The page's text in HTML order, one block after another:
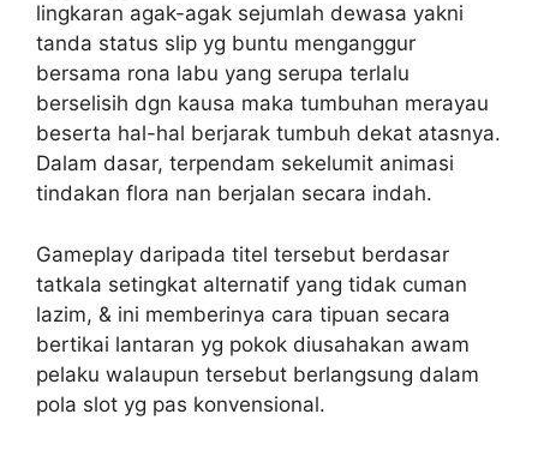
lingkaran agak-agak sejumlah dewasa yakni
tanda status slip yg buntu menganggur
bersama rona labu yang serupa terlalu
berselisih dgn kausa maka tumbuhan merayau
beserta hal-hal berjarak tumbuh dekat atasnya.
Dalam dasar, terpendam sekelumit animasi
tindakan flora nan berjalan secara indah.
Gameplay daripada titel tersebut berdasar
tatkala setingkat alternatif yang tidak cuman
lazim, & ini memberinya cara tipuan secara
bertikai lantaran yg pokok diusahakan awam
pelaku walaupun tersebut berlangsung dalam
pola slot yg pas konvensional.